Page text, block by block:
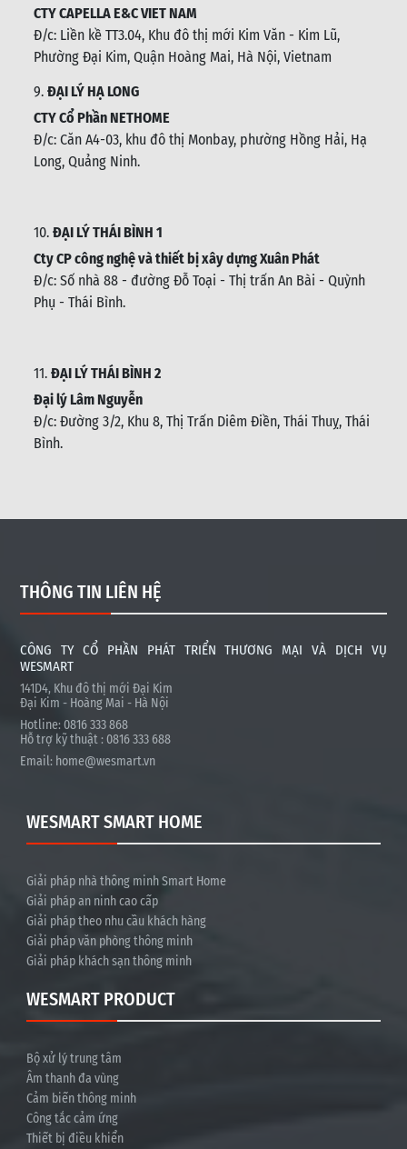
CTY CAPELLA E&C VIET NAM
Đ/c: Liền kề TT3.04, Khu đô thị mới Kim Văn - Kim Lũ,
Phường Đại Kim, Quận Hoàng Mai, Hà Nội, Vietnam
9. ĐẠI LÝ HẠ LONG
CTY Cổ Phần NETHOME
Đ/c: Căn A4-03, khu đô thị Monbay, phường Hồng Hải, Hạ
Long, Quảng Ninh.
10. ĐẠI LÝ THÁI BÌNH 1
Cty CP công nghệ và thiết bị xây dựng Xuân Phát
Đ/c: Số nhà 88 - đường Đỗ Toại - Thị trấn An Bài - Quỳnh
Phụ - Thái Bình.
11. ĐẠI LÝ THÁI BÌNH 2
Đại lý Lâm Nguyễn
Đ/c: Đường 3/2, Khu 8, Thị Trấn Diêm Điền, Thái Thuỵ, Thái
Bình.
THÔNG TIN LIÊN HỆ
CÔNG TY CỔ PHẦN PHÁT TRIỂN THƯƠNG MẠI VÀ DỊCH VỤ
WESMART
141D4, Khu đô thị mới Đại Kim
Đại Kim - Hoàng Mai - Hà Nội
Hotline: 0816 333 868
Hỗ trợ kỹ thuật : 0816 333 688
Email: home@wesmart.vn
WESMART SMART HOME
Giải pháp nhà thông minh Smart Home
Giải pháp an ninh cao cấp
Giải pháp theo nhu cầu khách hàng
Giải pháp văn phòng thông minh
Giải pháp khách sạn thông minh
WESMART PRODUCT
Bộ xử lý trung tâm
Âm thanh đa vùng
Cảm biến thông minh
Công tắc cảm ứng
Thiết bị điều khiển